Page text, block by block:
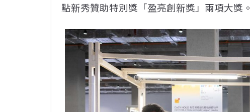
點新秀贊助特別獎「盈亮創新獎」兩項大獎。